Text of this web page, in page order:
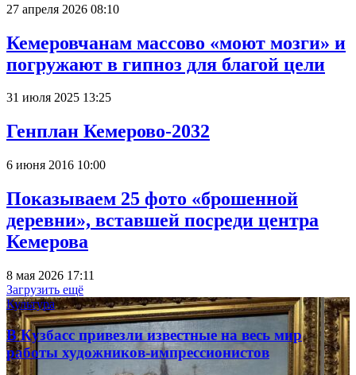
27 апреля 2026 08:10
Кемеровчанам массово «моют мозги» и
погружают в гипноз для благой цели
31 июля 2025 13:25
Генплан Кемерово-2032
6 июня 2016 10:00
Показываем 25 фото «брошенной
деревни», вставшей посреди центра
Кемерова
8 мая 2026 17:11
Загрузить ещё
Культура
В Кузбасс привезли известные на весь мир
работы художников-импрессионистов